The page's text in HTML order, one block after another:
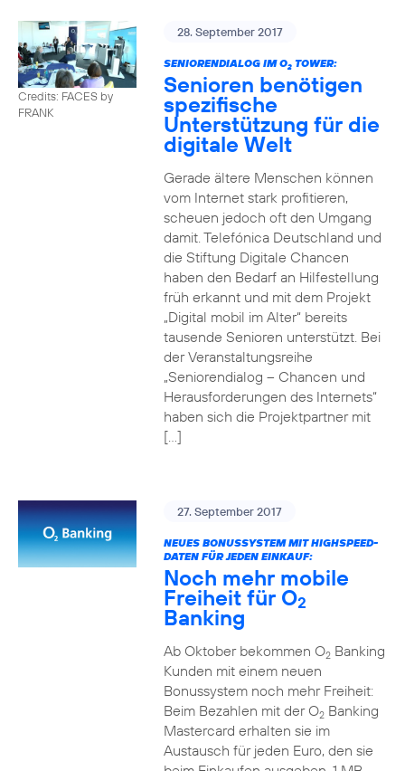
Credits: FACES by
FRANK
28. September 2017
SENIORENDIALOG IM O2TOWER:
Senioren benötigen
spezifische
Unterstützung für die
digitale Welt
Gerade ältere Menschen können
vom Internet stark profitieren,
scheuen jedoch oft den Umgang
damit. Telefónica Deutschland und
die Stiftung Digitale Chancen
haben den Bedarf an Hilfestellung
früh erkannt und mit dem Projekt
„Digital mobil im Alter“ bereits
tausende Senioren unterstützt. Bei
der Veranstaltungsreihe
„Seniorendialog – Chancen und
Herausforderungen des Internets“
haben sich die Projektpartner mit
[…]
27. September 2017
NEUES BONUSSYSTEM MIT HIGHSPEED-
DATEN FÜR JEDEN EINKAUF:
Noch mehr mobile
Freiheit für O2
Banking
Ab Oktober bekommen O2Banking
Kunden mit einem neuen
Bonussystem noch mehr Freiheit:
Beim Bezahlen mit der O2Banking
Mastercard erhalten sie im
Austausch für jeden Euro, den sie